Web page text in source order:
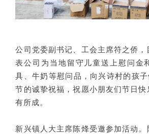
公司党委副书记、工会主席符之侨
表公司为当地留守儿童送上慰问金
具、牛奶等慰问品，向兴诗村的孩
节的诚挚祝福，祝愿小朋友们节日
有所成。
新兴镇人大主席陈烽受邀参加活动